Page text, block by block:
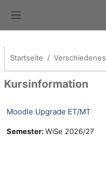
Startseite Verschiedenes
Kursinformation
Moodle Upgrade ET/MT
Semester:WiSe 2026/27